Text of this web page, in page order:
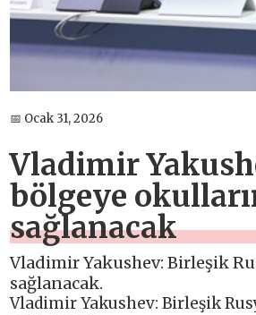
📅 Ocak 31, 2026
Vladimir
bölgeye
sağlanacak
Vladimir Yakushev: Birleşik
sağlanacak.
Vladimir Yakushev: Birleşik